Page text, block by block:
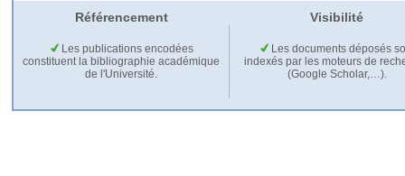
Référencement Visibilité
Les publications encodées
constituent la bibliographie académique
de l'Université.
Les documents déposés
indexés par les moteurs de
(Google Scholar,…).